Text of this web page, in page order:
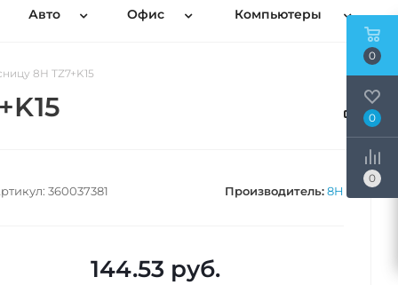
Авто Офис Компьютеры
8H TZ7+K15
360037381 Производитель:8H
144.53 руб.
0
0
0